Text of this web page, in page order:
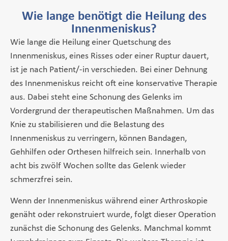
Wie lange benötigt die Heilung des
Innenmeniskus?
Wie lange die Heilung einer Quetschung des
Innenmeniskus, eines Risses oder einer Ruptur dauert,
ist je nach Patient/-in verschieden. Bei einer Dehnung
des Innenmeniskus reicht oft eine konservative Therapie
aus. Dabei steht eine Schonung des Gelenks im
Vordergrund der therapeutischen Maßnahmen. Um das
Knie zu stabilisieren und die Belastung des
Innenmeniskus zu verringern, können Bandagen,
Gehhilfen oder Orthesen hilfreich sein. Innerhalb von
acht bis zwölf Wochen sollte das Gelenk wieder
schmerzfrei sein.
Wenn der Innenmeniskus während einer Arthroskopie
genäht oder rekonstruiert wurde, folgt dieser Operation
zunächst die Schonung des Gelenks. Manchmal kommt